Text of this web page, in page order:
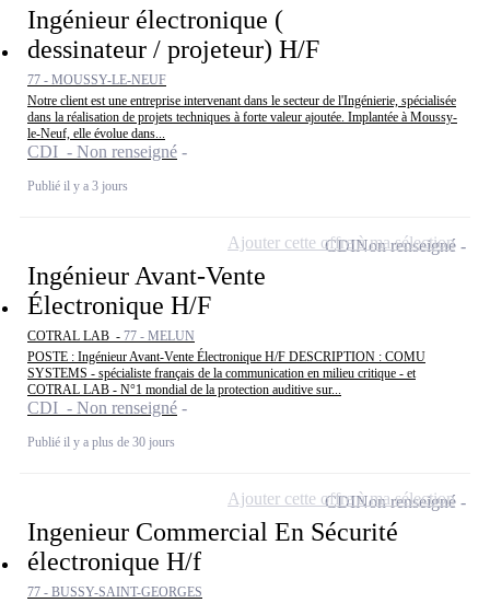
Ingénieur électronique (
dessinateur / projeteur) H/F
77 - MOUSSY-LE-NEUF
Notre client est une entreprise intervenant dans le secteur de l'Ingénierie, spécialisée
dans la réalisation de projets techniques à forte valeur ajoutée. Implantée à Moussy-
le-Neuf, elle évolue dans...
CDI - Non renseigné
Publié il y a 3 jours
Ingénieur Avant-Vente
Électronique H/F
COTRAL LAB - 77 - MELUN
POSTE : Ingénieur Avant-Vente Électronique H/F DESCRIPTION : COMU
SYSTEMS - spécialiste français de la communication en milieu critique - et
COTRAL LAB - N°1 mondial de la protection auditive sur...
CDI - Non renseigné
Publié il y a plus de 30 jours
CDINon renseigné
Ajouter cette offre à ma sélection
Ingenieur Commercial En Sécurité
électronique H/f
77 - BUSSY-SAINT-GEORGES
CDINon renseigné
Ajouter cette offre à ma sélection